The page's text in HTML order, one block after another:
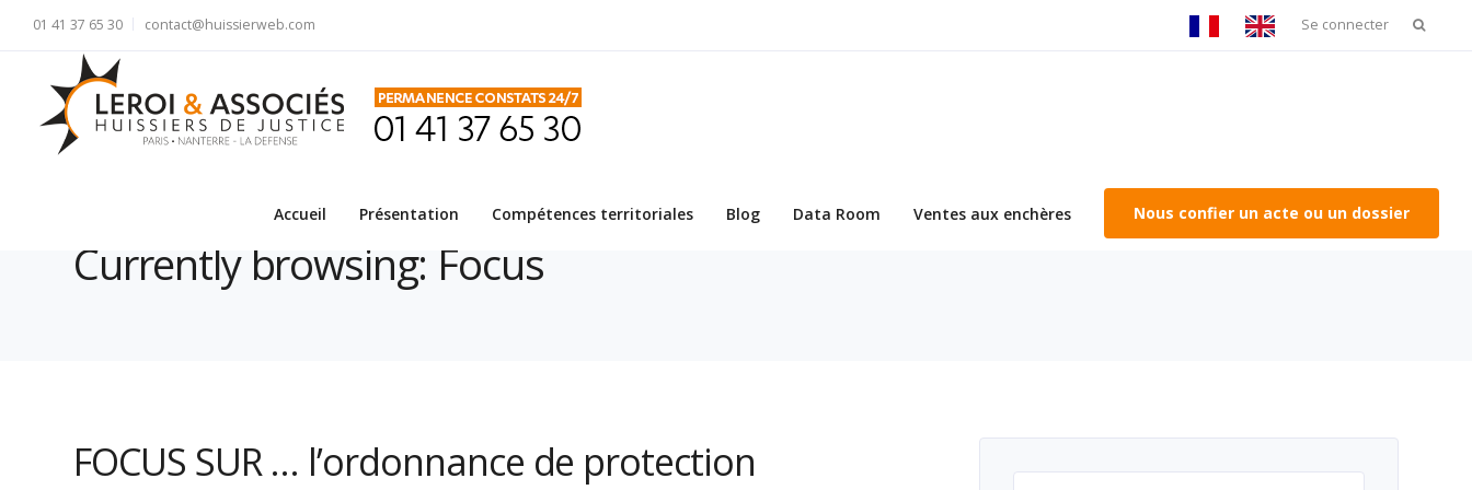
01 41 37 65 30 contact@huissierweb.com Se connecter
Accueil Présentation Compétences territoriales Blog Data Room Ventes aux enchères Nous confier un acte ou un dossier
Blog Focus
Currently browsing: Focus
FOCUS SUR … l’ordonnance de protection